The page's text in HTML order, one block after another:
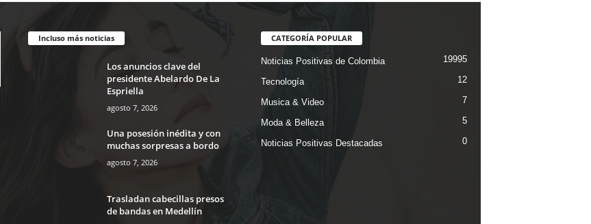
Incluso más noticias
Los anuncios clave del
presidente Abelardo De La
Espriella
agosto 7, 2026
Una posesión inédita y con
muchas sorpresas a bordo
agosto 7, 2026
Trasladan cabecillas presos
de bandas en Medellín
CATEGORÍA POPULAR
Noticias Positivas de Colombia 19995
Tecnología 12
Musica & Video 7
Moda & Belleza 5
Noticias Positivas Destacadas 0